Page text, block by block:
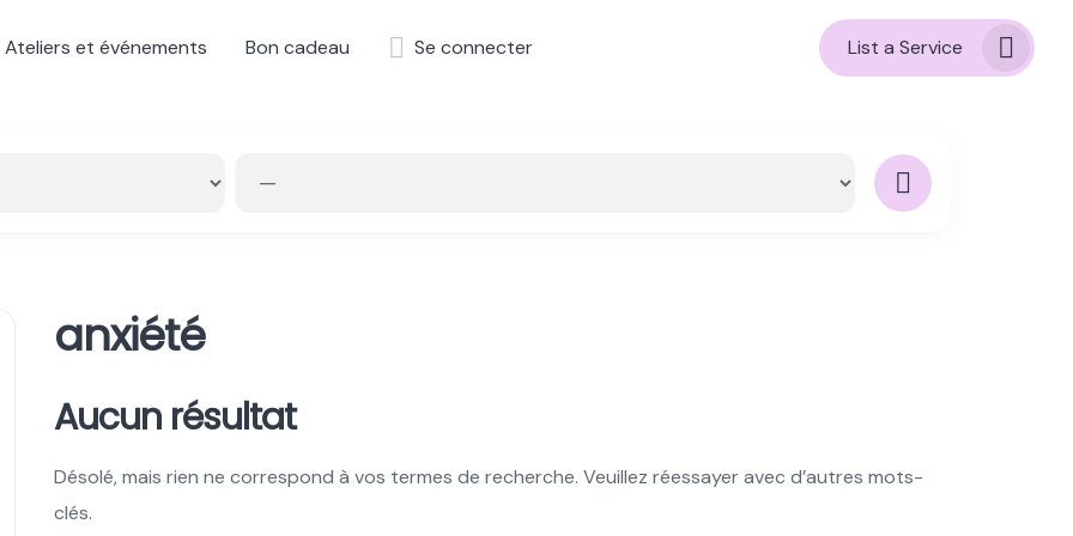
Ateliers et événements Bon cadeau Se connecter List a Service
anxiété
Aucun résultat
Désolé, mais rien ne correspond à vos termes de recherche. Veuillez réessayer avec d’autres mots-
clés.